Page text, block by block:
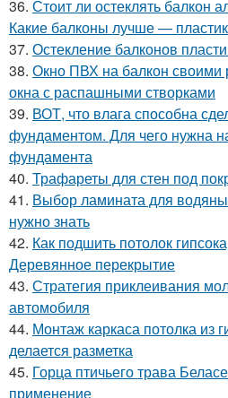
36. Стоит ли остеклять
Какие балконы лучше —
37. Остекление балконов
38. Окно ПВХ на балкон своими
окна с распашными створками
39. ВОТ, что влага способна
фундаментом. Для чего нужна
фундамента
40. Трафареты для стен под
41. Выбор ламината для
нужно знать
42. Как подшить потолок
Деревянное перекрытие
43. Стратегия приклеивания
автомобиля
44. Монтаж каркаса потолка из
делается разметка
45. Горца птичьего трава
применение